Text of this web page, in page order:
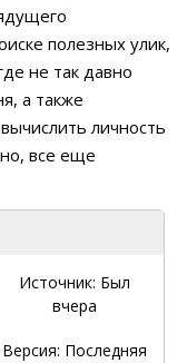
полезных улик,
не так давно
а также
личность
все еще
Источник: Был
вчера
Версия: Последняя